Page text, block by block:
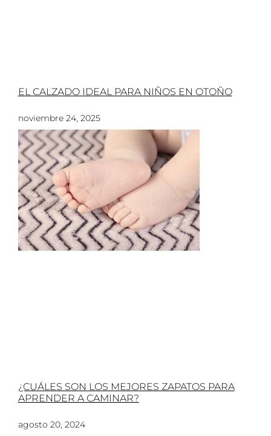
EL CALZADO IDEAL PARA NIÑOS EN OTOÑO
noviembre 24, 2025
¿CUÁLES SON LOS MEJORES ZAPATOS PARA
APRENDER A CAMINAR?
agosto 20, 2024